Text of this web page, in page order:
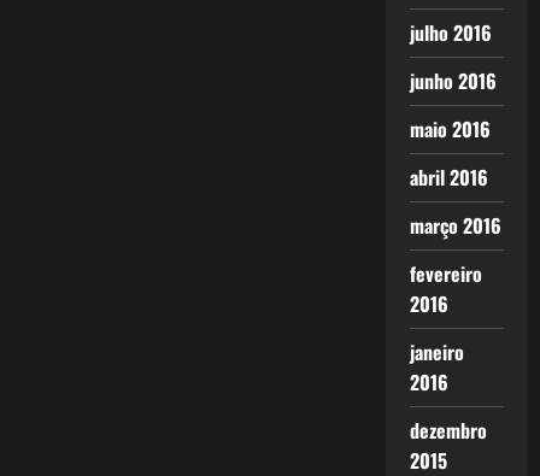
julho 2016
junho 2016
maio 2016
abril 2016
março 2016
fevereiro
2016
janeiro
2016
dezembro
2015